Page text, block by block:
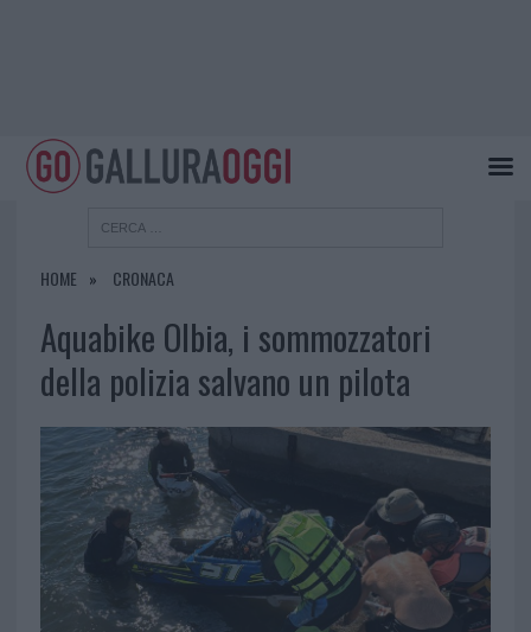
HOME CRONACA
Aquabike Olbia, i sommozzatori
della polizia salvano un pilota